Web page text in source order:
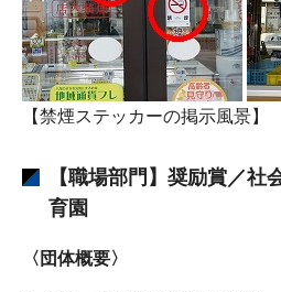
【禁煙ステッカーの掲示風景】
【職場部門】奨励賞／
育園
〈団体概要〉